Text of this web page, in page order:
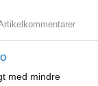
med mindre